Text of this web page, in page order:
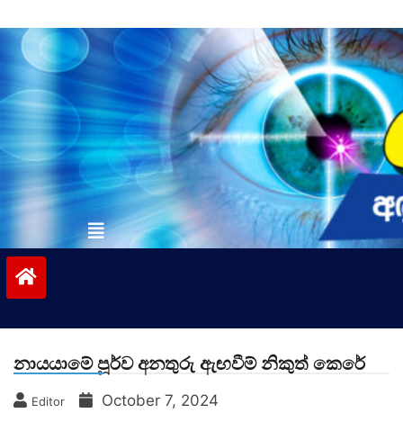
to
contentvinivida.lk
නායයාමේ පූර්ව අනතුරු ඇඟවීම් නිකුත් කෙරේ
Editor October 7, 2024